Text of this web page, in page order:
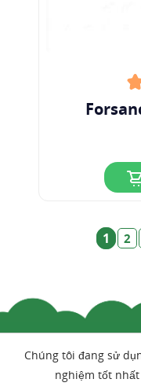
1 2
Chúng tôi đang sử
nghiệm tốt